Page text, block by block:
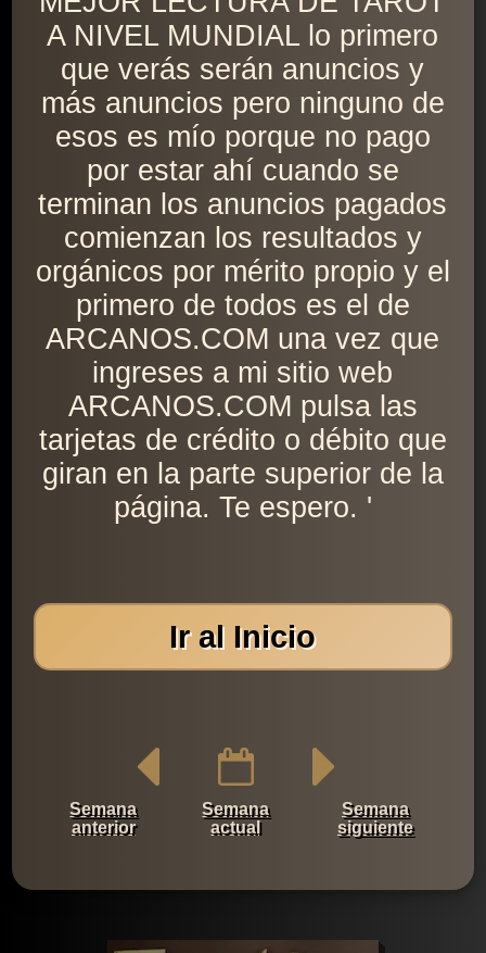
A NIVEL MUNDIAL lo primero
que verás serán anuncios y
más anuncios pero ninguno de
esos es mío porque no pago
por estar ahí cuando se
terminan los anuncios pagados
comienzan los resultados y
orgánicos por mérito propio y el
primero de todos es el de
ARCANOS.COM una vez que
ingreses a mi sitio web
ARCANOS.COM pulsa las
tarjetas de crédito o débito que
giran en la parte superior de la
página. Te espero. '
Ir al Inicio
Semana
anterior
Semana
actual
Semana
siguiente